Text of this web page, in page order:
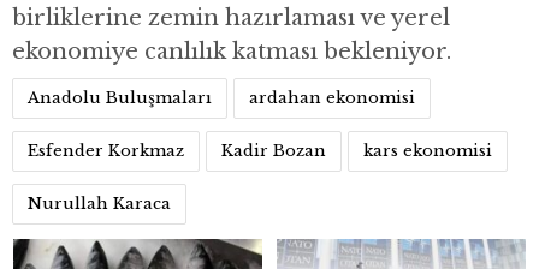
birliklerine zemin hazırlaması ve yerel
ekonomiye canlılık katması bekleniyor.
Anadolu Buluşmaları ardahan ekonomisi
Esfender Korkmaz Kadir Bozan kars ekonomisi
Nurullah Karaca